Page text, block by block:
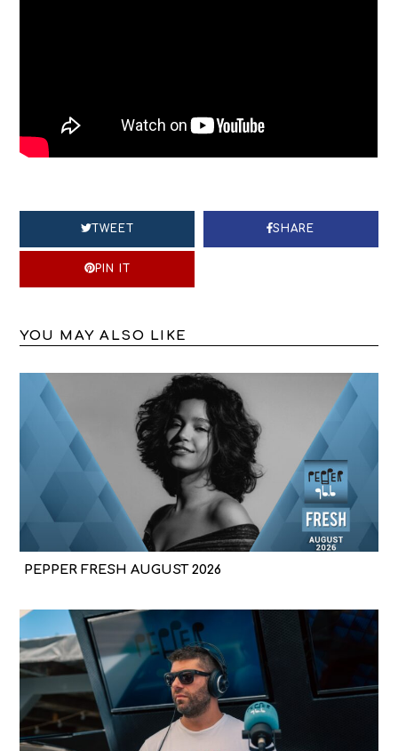
TWEET SHARE
PIN IT
YOU MAY ALSO LIKE
PEPPER FRESH AUGUST 2026